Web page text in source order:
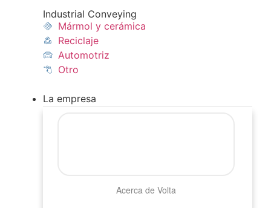
Industrial Conveying
Mármol y cerámica
Reciclaje
Automotriz
Otro
La empresa
Acerca de Volta